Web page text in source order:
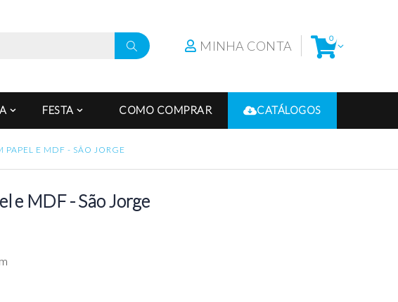
MINHA CONTA 0
FESTA COMO COMPRAR CATÁLOGOS
PAPEL E MDF - SÃO JORGE
e MDF - São Jorge